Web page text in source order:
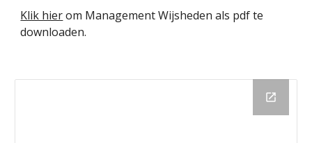
Klik hier om Management Wijsheden als pdf te
downloaden.